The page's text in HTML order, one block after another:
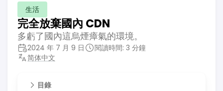
生活
完全放棄國內 CDN
多虧了國內這烏煙瘴氣的環境。
2024 年 7 月 9 日
閱讀時間: 3 分鐘
简体中文
目錄